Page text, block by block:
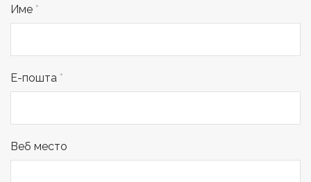
Име *
Е-пошта *
Веб место